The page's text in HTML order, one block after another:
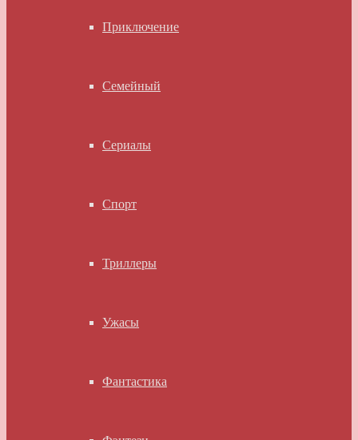
Приключение
Семейный
Сериалы
Спорт
Триллеры
Ужасы
Фантастика